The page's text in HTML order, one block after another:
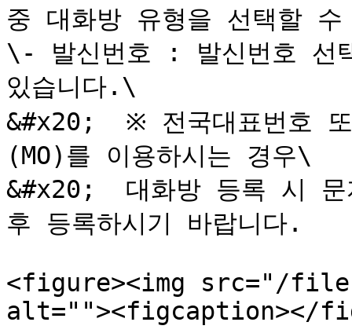
중 대화방 유형을 선택할
\- 발신번호 : 발신번호 선
있습니다.\
&#x20;  ※ 전국대표번호 또
(MO)를 이용하시는 경우\
&#x20;  대화방 등록 시 문
후 등록하시기 바랍니다.
<figure><img src="/files/
alt=""><figcaption></